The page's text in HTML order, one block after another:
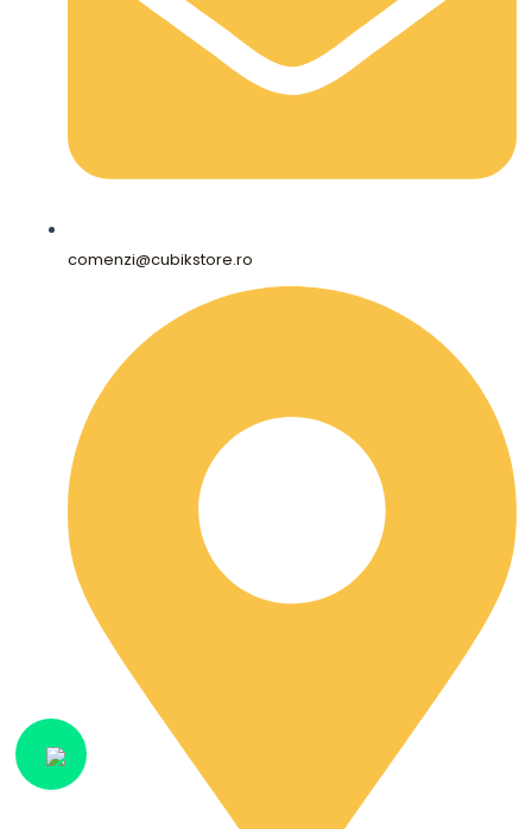
comenzi@cubikstore.ro